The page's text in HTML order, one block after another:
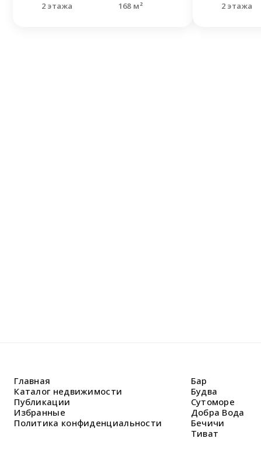
2 этажа
168 м²
2 этажа
Главная
Каталог недвижимости
Публикации
Избранные
Политика конфиденциальности
Бар
Будва
Сутоморе
Добра Вода
Бечичи
Тиват